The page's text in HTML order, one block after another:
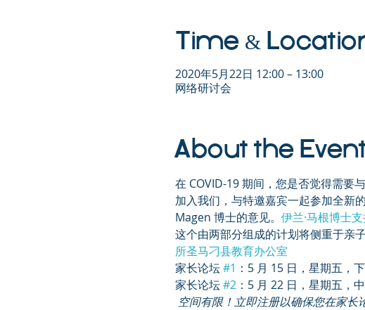
Time &
2020年5月22日 12:00 – 13:00
网络研讨会
About the
在 COVID-19 期间，您是否觉得需要
加入我们，与特邀嘉宾一起参加全新
Magen 博士的意见。 伊兰·马根博士
这个由两部分组成的计划将侧重于亲
所圣马刁县教育办公室
家长论坛 #1 ：5 月 15 日，星期五，
家长论坛 #2：5 月 22 日，星期五，
空间有限！立即注册以确保您在家长